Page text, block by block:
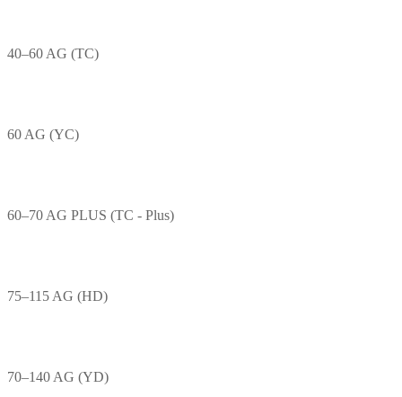
40–60 AG (TC)
60 AG (YC)
60–70 AG PLUS (TC - Plus)
75–115 AG (HD)
70–140 AG (YD)